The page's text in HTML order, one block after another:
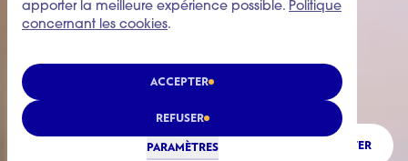
apporter la meilleure expérience possible. Politique
concernant les cookies.
ACCEPTER
REFUSER
PARAMÈTRES ÉCOUTER